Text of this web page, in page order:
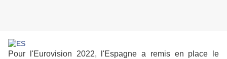
Pour l'Eurovision 2022, l'Espagne a remis en place le